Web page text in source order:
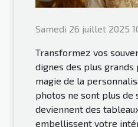
Samedi 26 juillet 2025
Transformez vos
dignes des plus grands
magie de la
photos ne sont plus de
deviennent des
embellissent votre